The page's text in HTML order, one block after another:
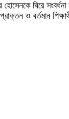
ঘিরে সংবর্ধনা
ও বর্তমান